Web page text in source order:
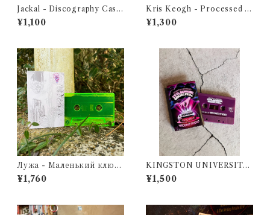
Jackal - Discography Cass
ette
¥1,100
Kris Keogh - Processed H
arp Works, Volume 3
¥1,300
Лужа - Маленький ключ
ик для тайных местечек
¥1,760
KINGSTON UNIVERSITY
STYLOPHONE ORCHEST
RA - LIVE TO TAPE AT VI
¥1,500